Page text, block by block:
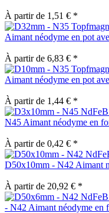
À partir de 1,51 € *
Aimant néodyme en pot
À partir de 6,83 € *
Aimant néodyme en pot
À partir de 1,44 € *
N45 Aimant néodyme en
À partir de 0,42 € *
D50x10mm - N42 Aimant
À partir de 20,92 € *
- N42 Aimant néodyme en